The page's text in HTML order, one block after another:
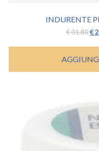
INDURENTE
€31,80Il
€
€